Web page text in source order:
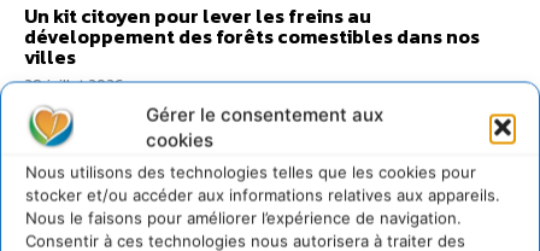
Gérer le consentement aux
cookies
Nous utilisons des technologies telles que les cookies pour
stocker et/ou accéder aux informations relatives aux appareils.
Nous le faisons pour améliorer l’expérience de navigation.
Consentir à ces technologies nous autorisera à traiter des
Un kit citoyen pour lever les freins au
développement des forêts comestibles dans nos
villes
29 juillet 2026
L’éco-anxiété informe et l’éco-lucidité transforme
28 juillet 2026
7 indicateurs pour des villes résilientes et durables,
adaptées au changement climatique
27 juillet 2026